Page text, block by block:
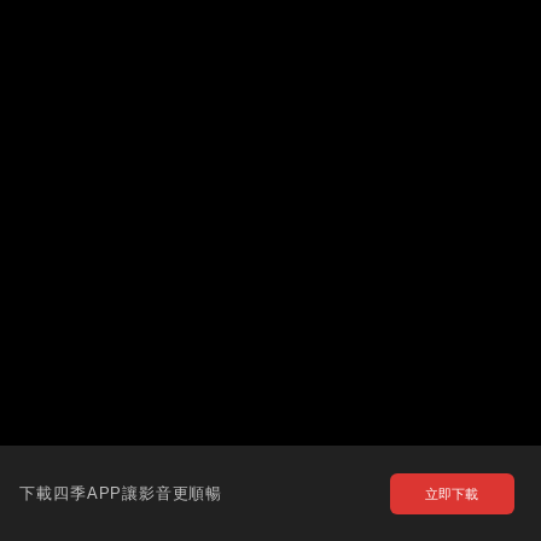
下載四季APP讓影音更順暢 立即下載